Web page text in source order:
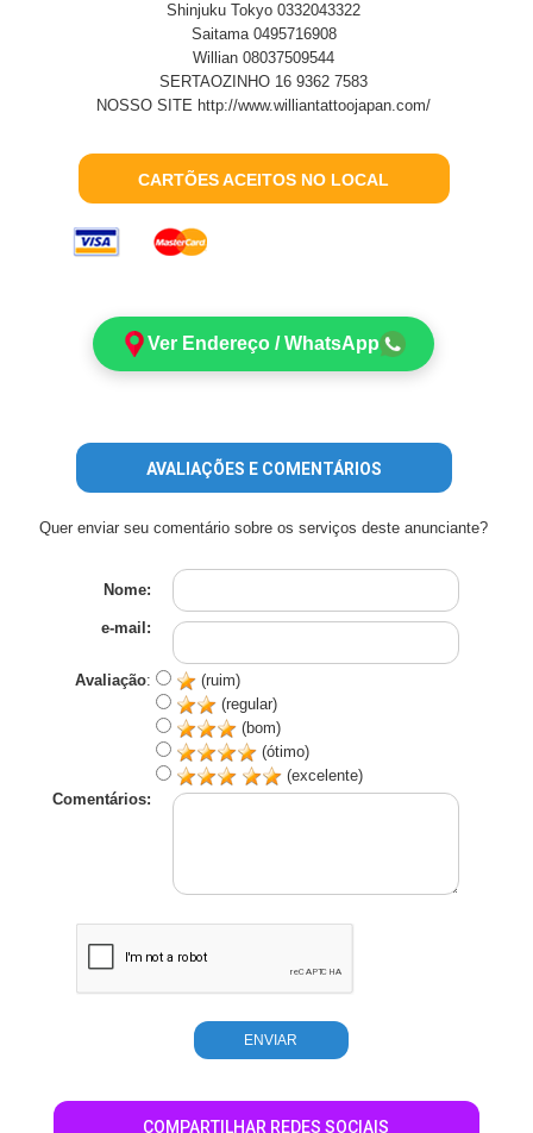
Shinjuku Tokyo 0332043322
Saitama 0495716908
Willian 08037509544
SERTAOZINHO 16 9362 7583
NOSSO SITE http://www.williantattoojapan.com/
CARTÕES ACEITOS NO LOCAL
Ver Endereço / WhatsApp
AVALIAÇÕES E COMENTÁRIOS
Quer enviar seu comentário sobre os serviços deste anunciante?
Nome:
e-mail:
Avaliação:
(ruim)
(regular)
(bom)
(ótimo)
(excelente)
Comentários:
COMPARTILHAR REDES SOCIAIS